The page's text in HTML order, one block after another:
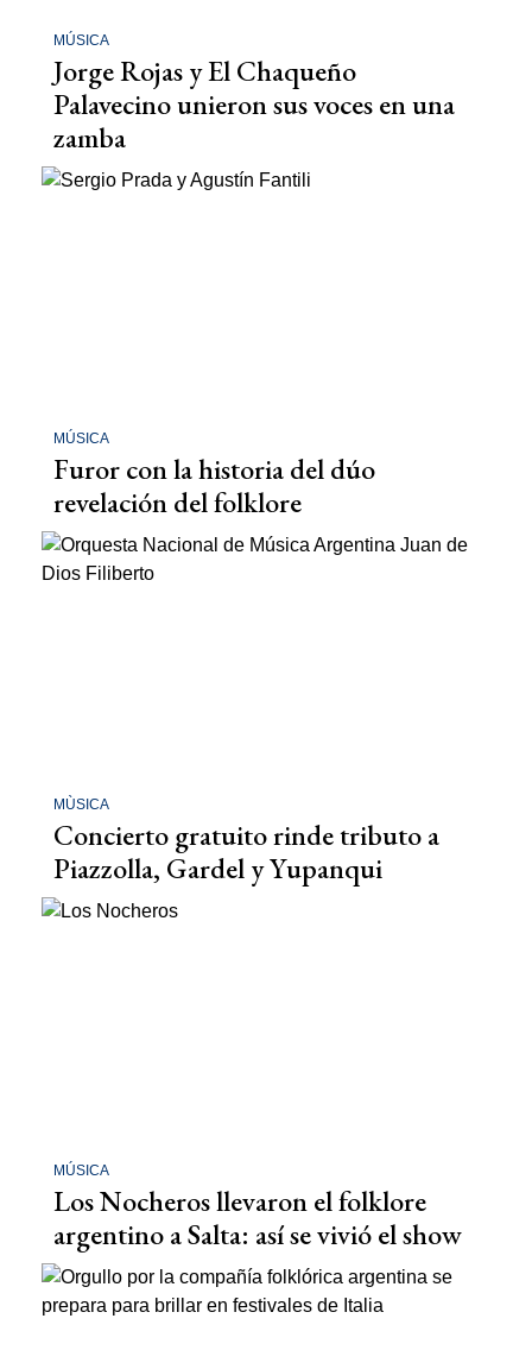
MÚSICA
Jorge Rojas y El Chaqueño
Palavecino unieron sus voces en una
zamba
MÚSICA
Furor con la historia del dúo
revelación del folklore
MÙSICA
Concierto gratuito rinde tributo a
Piazzolla, Gardel y Yupanqui
MÚSICA
Los Nocheros llevaron el folklore
argentino a Salta: así se vivió el show